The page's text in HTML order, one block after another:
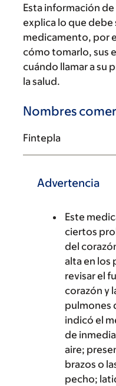
Esta información
explica lo que debe
medicamento, por
cómo tomarlo, sus
cuándo llamar a su
la salud.
Nombres
Fintepla
Advertencia
Este
ciertos
del
alta en los
revisar el
corazón y
pulmones
indicó el
de
aire;
brazos o
pecho;